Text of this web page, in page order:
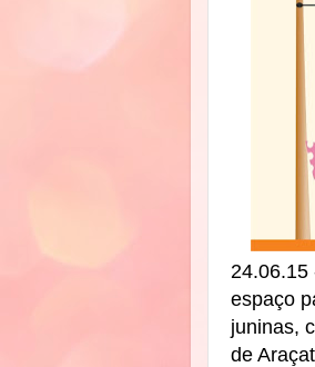
24.06.15
espaço
juninas,
de